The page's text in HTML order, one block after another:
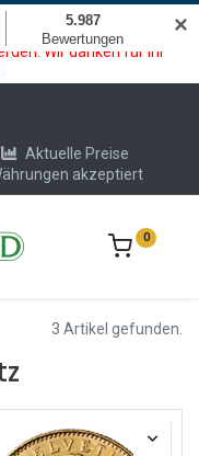
Bezahlmodul. In der
keine Krypto oder
Wir danken für Ihr
Aktuelle Preise
akzeptiert
0
3 Artikel gefunden.
✕